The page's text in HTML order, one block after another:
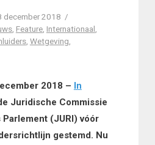
december 2018
, Feature, Internationaal
, Wetgeving
2018 – In
Juridische Commissie
(JURI) vóór
gestemd. Nu